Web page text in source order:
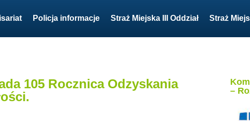
Policja informacje Straż Miejska III Oddział Straż
105 Rocznica Odzyskania
–